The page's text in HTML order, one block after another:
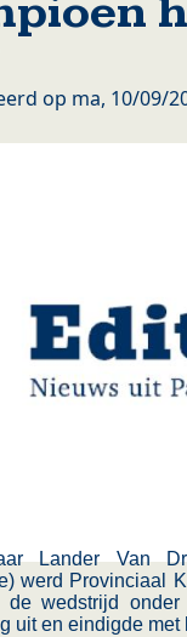
op ma, 10/09/
Lander Van
werd Provinciaal
de wedstrijd
uit en eindigde